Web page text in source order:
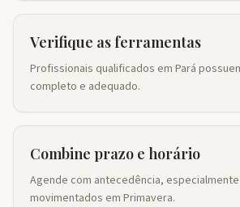
Verifique as ferramentas
Profissionais qualificados em Pará
completo e adequado.
Combine prazo e horário
Agende com antecedência,
movimentados em Primavera.